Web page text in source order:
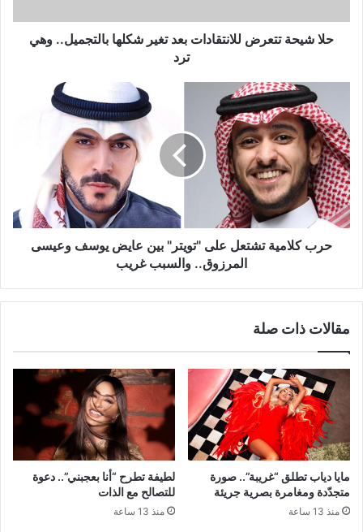
وهي
حلا شيحة تتعرض للانتقادات بعد تغير شكلها بالتجميل.. وهي
ترد
تشتعل
على
"تويتر"
بين
عايض
يوسف
وعيسى
المرزوق..
حرب كلامية تشتعل على "تويتر" بين عايض يوسف وعيسى
المرزوق.. والسبب غريب
مقالات ذات صلة
مايا دياب تطلق “غريبة”.. صورة
متجدّدة ومغامرة بصرية جريئة
منذ 13 ساعة
لطيفة تطرح “أنا بعجبني”.. دعوة
للتصالح مع الذات
منذ 13 ساعة